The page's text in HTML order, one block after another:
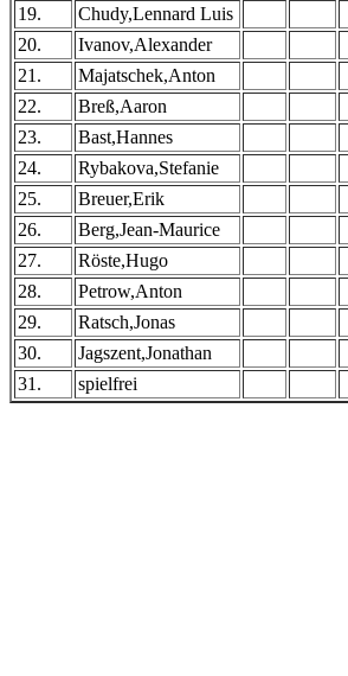
19.
Chudy,Lennard Luis
20.
Ivanov,Alexander
21.
Majatschek,Anton
22.
Breß,Aaron
23.
Bast,Hannes
24.
Rybakova,Stefanie
25.
Breuer,Erik
26.
Berg,Jean-Maurice
27.
Röste,Hugo
28.
Petrow,Anton
29.
Ratsch,Jonas
30.
Jagszent,Jonathan
31.
spielfrei